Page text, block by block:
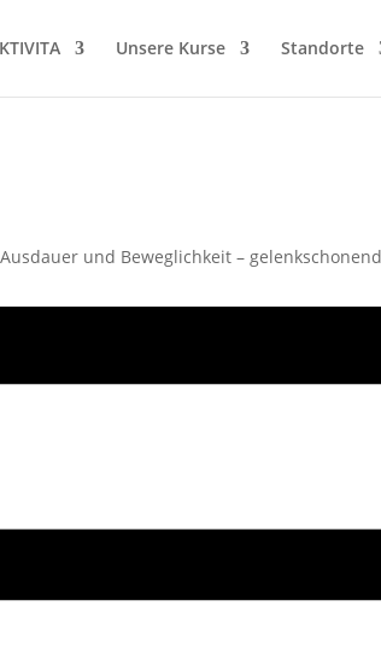
Unsere Kurse Standorte
und Beweglichkeit –